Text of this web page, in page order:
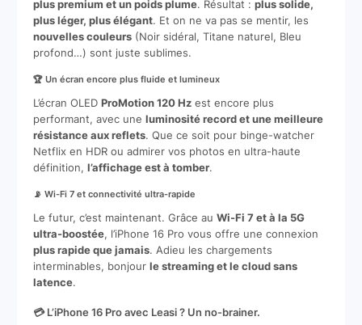
plus premium et un poids plume. Résultat : plus solide,
plus léger, plus élégant. Et on ne va pas se mentir, les
nouvelles couleurs(Noir sidéral, Titane naturel, Bleu
profond…) sont juste sublimes.
🏆 Un écran encore plus fluide et lumineux
L’écran OLED ProMotion 120 Hzest encore plus
performant, avec une luminosité record et une meilleure
résistance aux reflets. Que ce soit pour binge-watcher
Netflix en HDR ou admirer vos photos en ultra-haute
définition, l’affichage est à tomber.
📡 Wi-Fi 7 et connectivité ultra-rapide
Le futur, c’est maintenant. Grâce au Wi-Fi 7 et à la 5G
ultra-boostée, l’iPhone 16 Pro vous offre une connexion
plus rapide que jamais. Adieu les chargements
interminables, bonjour le streaming et le cloud sans
latence.
💳 L’iPhone 16 Pro avec Leasi ? Un no-brainer.